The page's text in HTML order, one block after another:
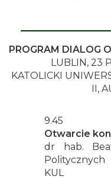
PROGRAM DIALOG
LUBLIN, 23
KATOLICKI
II,
9.45
Otwarcie
dr hab.
KUL